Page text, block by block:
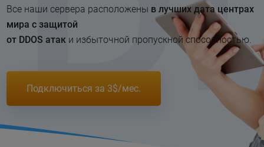
Все наши сервера расположены в лучших дата центрах
мира с защитой
от DDOS атак и избыточной пропускной способностью.
Подключиться за 3$/мес.